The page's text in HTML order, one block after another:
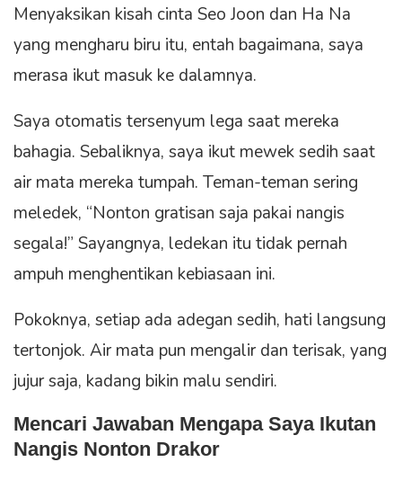
Menyaksikan kisah cinta Seo Joon dan Ha Na
yang mengharu biru itu, entah bagaimana, saya
merasa ikut masuk ke dalamnya.
Saya otomatis tersenyum lega saat mereka
bahagia. Sebaliknya, saya ikut mewek sedih saat
air mata mereka tumpah. Teman-teman sering
meledek, “Nonton gratisan saja pakai nangis
segala!” Sayangnya, ledekan itu tidak pernah
ampuh menghentikan kebiasaan ini.
Pokoknya, setiap ada adegan sedih, hati langsung
tertonjok. Air mata pun mengalir dan terisak, yang
jujur saja, kadang bikin malu sendiri.
Mencari Jawaban Mengapa Saya Ikutan
Nangis Nonton Drakor